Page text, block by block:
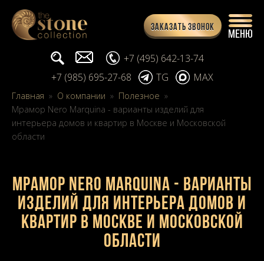
Заказать звонок
Поиск... info@stone-collection.ru
+7 (495) 642-13-74
+7 (985) 695-27-68
TG MAX
Главная » О компании » Полезное »
Мрамор Nero Marquina - варианты изделий для
интерьера домов и квартир в Москве и Московской
области
Мрамор Nero Marquina - варианты
изделий для интерьера домов и
квартир в Москве и Московской
области